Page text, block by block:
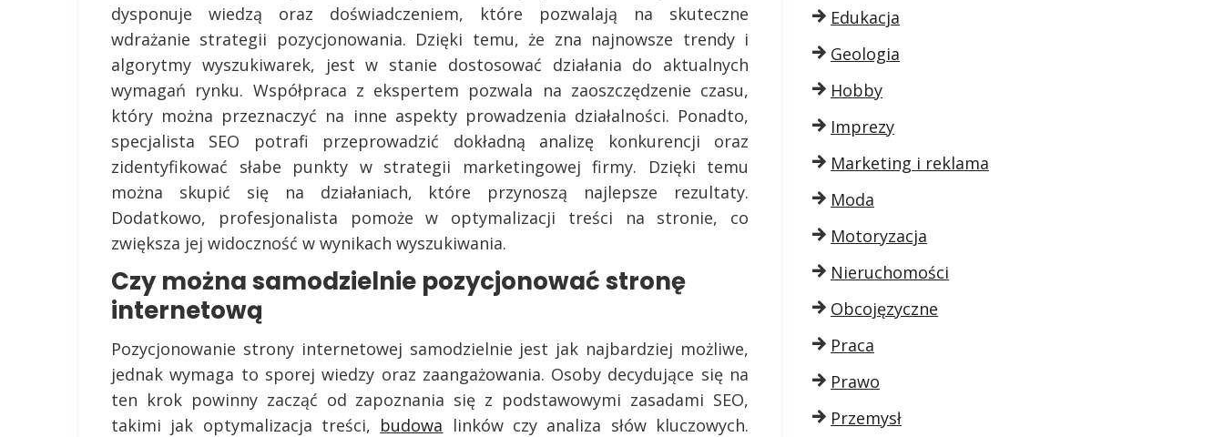
dysponuje wiedzą oraz doświadczeniem, które pozwalają na skuteczne
wdrażanie strategii pozycjonowania. Dzięki temu, że zna najnowsze trendy i
algorytmy wyszukiwarek, jest w stanie dostosować działania do aktualnych
wymagań rynku. Współpraca z ekspertem pozwala na zaoszczędzenie czasu,
który można przeznaczyć na inne aspekty prowadzenia działalności. Ponadto,
specjalista SEO potrafi przeprowadzić dokładną analizę konkurencji oraz
zidentyfikować słabe punkty w strategii marketingowej firmy. Dzięki temu
można skupić się na działaniach, które przynoszą najlepsze rezultaty.
Dodatkowo, profesjonalista pomoże w optymalizacji treści na stronie, co
zwiększa jej widoczność w wynikach wyszukiwania.
Czy można samodzielnie pozycjonować stronę
internetową
Pozycjonowanie strony internetowej samodzielnie jest jak najbardziej możliwe,
jednak wymaga to sporej wiedzy oraz zaangażowania. Osoby decydujące się na
ten krok powinny zacząć od zapoznania się z podstawowymi zasadami SEO,
takimi jak optymalizacja treści, budowa linków czy analiza słów kluczowych.
Edukacja
Geologia
Hobby
Imprezy
Marketing i reklama
Moda
Motoryzacja
Nieruchomości
Obcojęzyczne
Praca
Prawo
Przemysł